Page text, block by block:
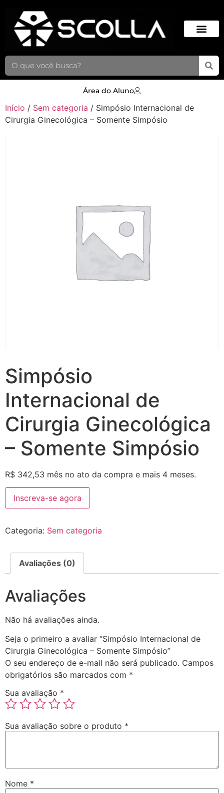
Área do Aluno
Início / Sem categoria / Simpósio Internacional de
Cirurgia Ginecológica – Somente Simpósio
Simpósio
Internacional de
Cirurgia Ginecológica
– Somente Simpósio
R$ 342,53 mês no ato da compra e mais 4 meses.
Inscreva-se agora
Categoria: Sem categoria
Avaliações (0)
Avaliações
Não há avaliações ainda.
Seja o primeiro a avaliar “Simpósio Internacional de
Cirurgia Ginecológica – Somente Simpósio”
O seu endereço de e-mail não será publicado. Campos
obrigatórios são marcados com *
Sua avaliação *
Sua avaliação sobre o produto *
Nome *